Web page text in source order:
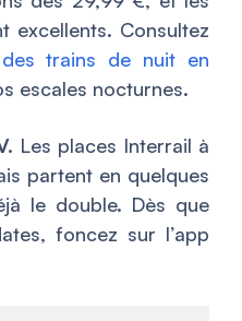
excellents. Consultez
trains de nuit en
escales nocturnes.
Les places Interrail à
partent en quelques
le double. Dès que
foncez sur l’app